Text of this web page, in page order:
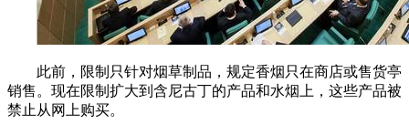
此前，限制只针对烟草制品，规定香烟只在商店或售货亭
销售。现在限制扩大到含尼古丁的产品和水烟上，这些产品被
禁止从网上购买。